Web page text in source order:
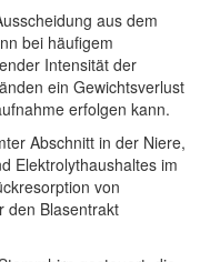
aus dem
bei häufigem
Intensität der
ein Gewichtsverlust
erfolgen kann.
Abschnitt in der Niere,
Elektrolythaushaltes im
von
den Blasentrakt